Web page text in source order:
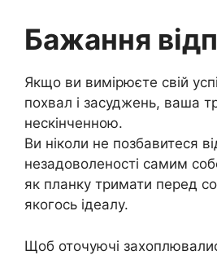
Бажання
Якщо ви вимірюєте свій
похвал і засуджень, ваша
нескінченною.
Ви ніколи не позбавитеся
незадоволеності самим
як планку тримати перед
якогось ідеалу.
Щоб оточуючі